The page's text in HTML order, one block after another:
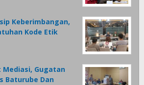
Keberimbangan,
Kode Etik
Gugatan
Baturube Dan